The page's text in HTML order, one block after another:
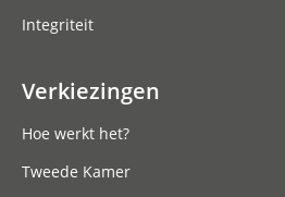
Integriteit
Verkiezingen
Hoe werkt het?
Tweede Kamer